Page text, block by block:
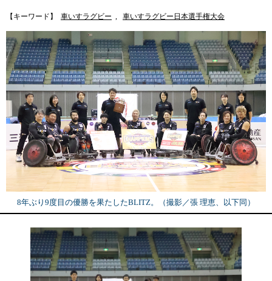
【キーワード】 車いすラグビー , 車いすラグビー日本選手権大会
8年ぶり9度目の優勝を果たしたBLITZ。（撮影／張 理恵、以下同）